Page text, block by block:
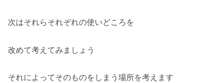
次はそれらそれぞれの使いどころを
改めて考えてみましょう
それによってそのものをしまう場所を考えます